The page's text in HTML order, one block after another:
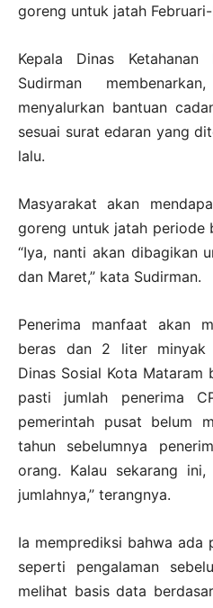
goreng untuk jatah
Kepala Dinas Ketahanan
Sudirman
menyalurkan bantuan
sesuai surat edaran yang
lalu.
Masyarakat akan
goreng untuk jatah periode
“Iya, nanti akan dibagikan
dan Maret,” kata Sudirman.
Penerima manfaat akan
beras dan 2 liter minyak
Dinas Sosial Kota Mataram
pasti jumlah penerima
pemerintah pusat belum
tahun sebelumnya
orang. Kalau sekarang
jumlahnya,” terangnya.
Ia memprediksi bahwa ada
seperti pengalaman
melihat basis data